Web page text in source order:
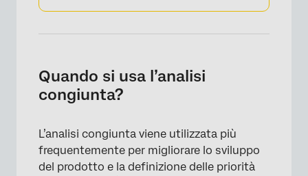
Quando si usa l’analisi
congiunta?
L’analisi congiunta viene utilizzata più
frequentemente per migliorare lo sviluppo
del prodotto e la definizione delle priorità